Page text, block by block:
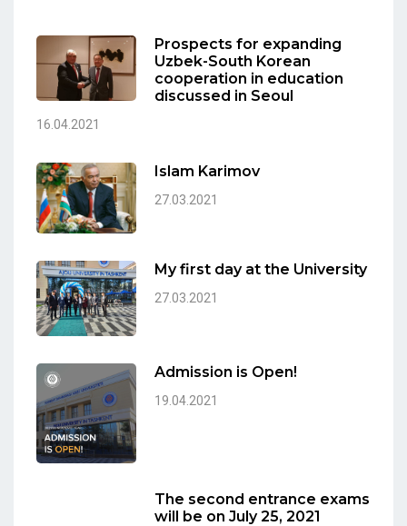
Prospects for expanding
Uzbek-South Korean
cooperation in education
discussed in Seoul
16.04.2021
Islam Karimov
27.03.2021
My first day at the University
27.03.2021
Admission is Open!
19.04.2021
The second entrance exams
will be on July 25, 2021